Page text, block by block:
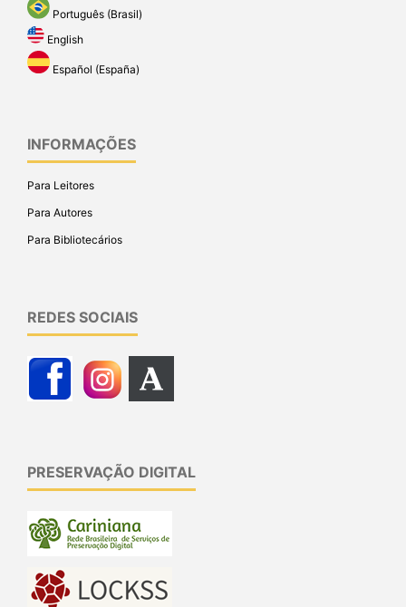
Português (Brasil)
English
Español (España)
INFORMAÇÕES
Para Leitores
Para Autores
Para Bibliotecários
REDES SOCIAIS
PRESERVAÇÃO DIGITAL